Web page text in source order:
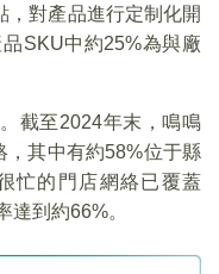
，對產品進行定制化開
SKU中約25%為與廠
截至2024年末，鳴鳴
，其中有約58%位于縣
忙的門店網絡已覆蓋
達到約66%。